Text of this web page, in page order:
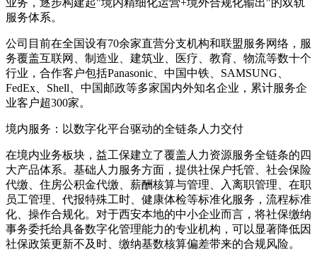
服务体系。
公司目前在全国设有70余家直营分支机构和联盟服务网络，服
务覆盖互联网、制造业、建筑业、医疗、教育、物流等数十个
行业，合作客户包括Panasonic、中国中铁、SAMSUNG、
FedEx、Shell、中国邮政等多家国内外知名企业，累计服务企
业客户超300家。
境内服务：以数字化平台驱动的全链条人力交付
在境内业务板块，益工保建立了覆盖人力资源服务全链条的四
大产品体系。基础人力服务方面，提供社保户托管、社会保险
代缴、住房公积金代缴、薪酬核算与管理、入离职管理、在职
员工管理、代报特殊工时、健康体检等标准化服务，流程标准
化、操作合规化。对于西安本地的中小企业而言，将社保缴纳
事务委托给具备数字化管理能力的专业机构，可以显著降低因
社保政策更新不及时、缴纳基数核算偏差带来的合规风险。